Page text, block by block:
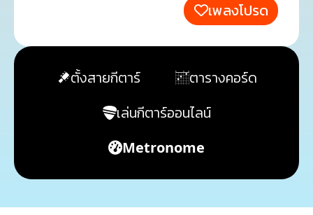
เพลงโปรด
ตั้งสายกีตาร์
ตารางคอร์ด
เล่นกีตาร์ออนไลน์
Metronome